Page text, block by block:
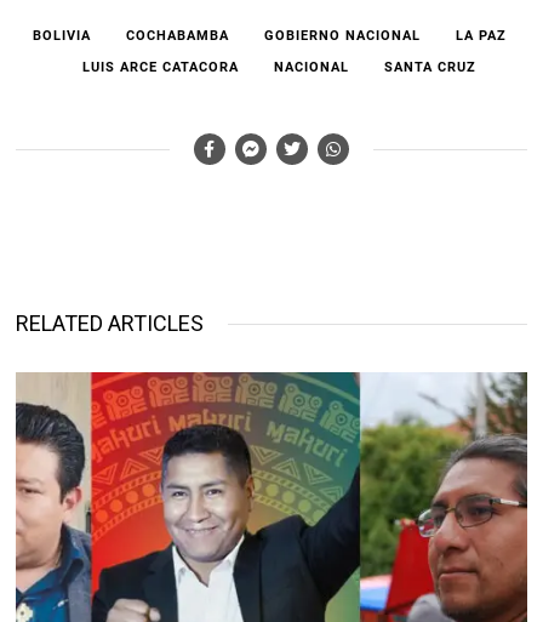
BOLIVIA COCHABAMBA GOBIERNO NACIONAL
LA PAZ
LUIS ARCE CATACORA
NACIONAL SANTA CRUZ
RELATED ARTICLES